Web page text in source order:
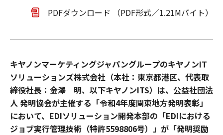
PDFダウンロード （PDF形式／1.21Mバイト）
キヤノンマーケティングジャパングループのキヤノンIT
ソリューションズ株式会社（本社：東京都港区、代表取
締役社長：金澤 明、以下キヤノンITS）は、公益社団法
人 発明協会が主催する「令和4年度関東地方発明表彰」
において、EDIソリューション開発本部の「EDIにおける
ジョブ実行管理技術（特許5598806号）」が「発明奨励